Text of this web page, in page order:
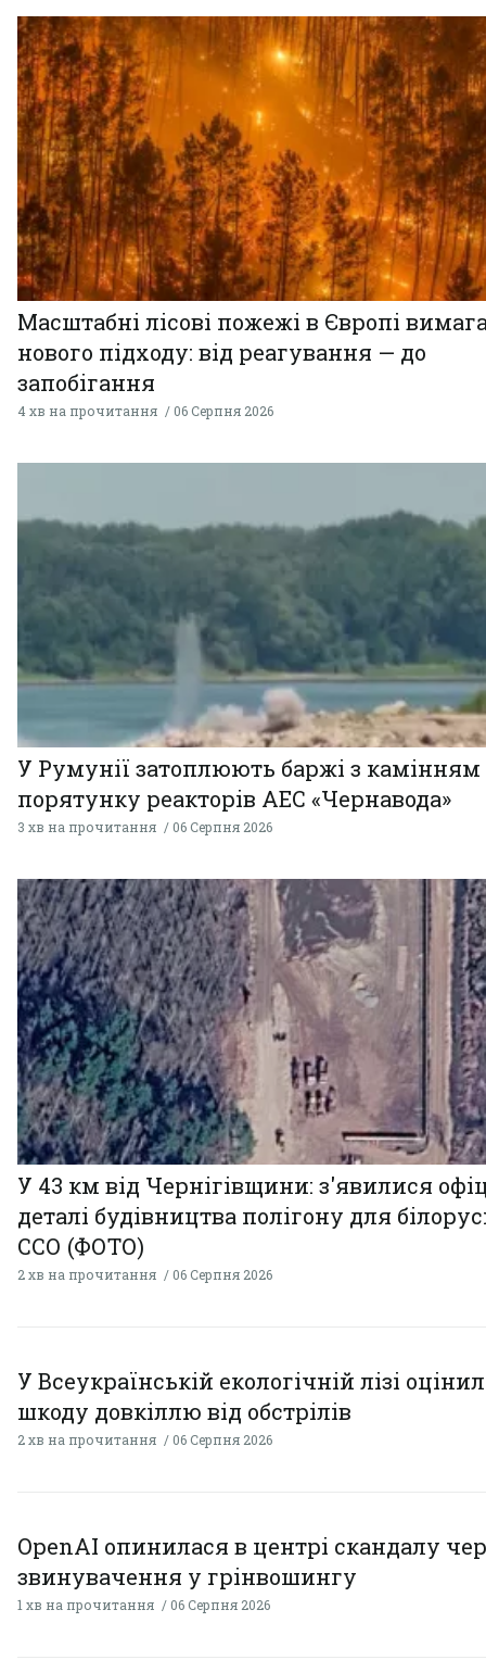
Масштабні лісові пожежі в Європі
нового підходу: від реагування — до
запобігання
4 хв на прочитання 06 Серпня 2026
У Румунії затоплюють баржі з
порятунку реакторів АЕС «Чернавода»
3 хв на прочитання 06 Серпня 2026
У 43 км від Чернігівщини: з'явилися
деталі будівництва полігону для
ССО (ФОТО)
2 хв на прочитання 06 Серпня 2026
У Всеукраїнській екологічній лізі
шкоду довкіллю від обстрілів
2 хв на прочитання 06 Серпня 2026
OpenAI опинилася в центрі скандалу
звинувачення у грінвошингу
1 хв на прочитання 06 Серпня 2026